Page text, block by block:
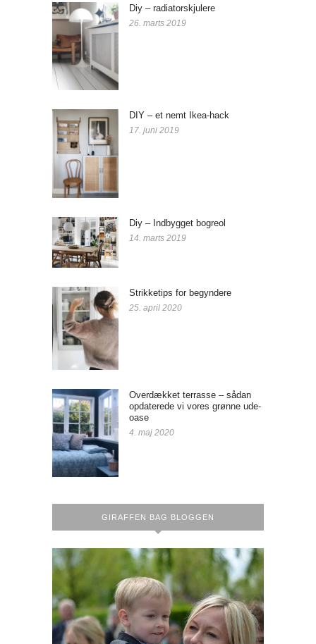
Diy – radiatorskjulere
26. marts 2019
DIY – et nemt Ikea-hack
17. juni 2019
Diy – Indbygget bogreol
14. marts 2019
Strikketips for begyndere
25. april 2020
Overdækket terrasse – sådan
opdaterede vi vores grønne ude-
oase
4. maj 2020
GIRAFFEN BAG BLOGGEN